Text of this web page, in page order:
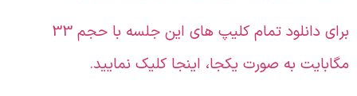
برای دانلود تمام کلیپ های این جلسه با حجم 33
به صورت یکجا، اینجا کلیک نمایید.